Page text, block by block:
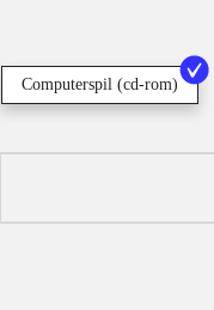
Computerspil (cd-rom)